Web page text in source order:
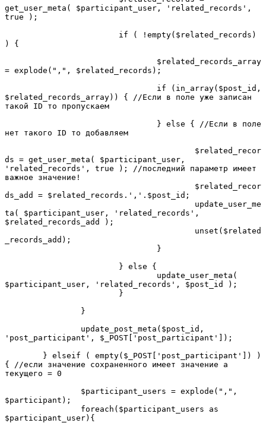
get_user_meta( $participant_user, 'related_records',
true );
) {
= explode(",", $related_records);
$related_records_array)) { //Если в поле уже записан
такой ID то пропускаем
нет такого ID то добавляем
ds = get_user_meta( $participant_user,
'related_records', true ); //последний параметр имеет
важное значение!
ds_add = $related_records.','.$post_id;
ta( $participant_user, 'related_records',
$related_records_add );
_records_add);
$participant_user, 'related_records', $post_id );
'post_participant', $_POST['post_participant']);
{ //если значение сохраненного имеет значение а
текущего = 0
$participant);
$participant_user){